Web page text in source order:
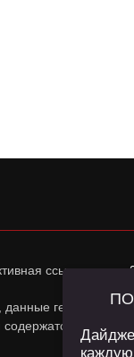
ссылка на
геолокации
в